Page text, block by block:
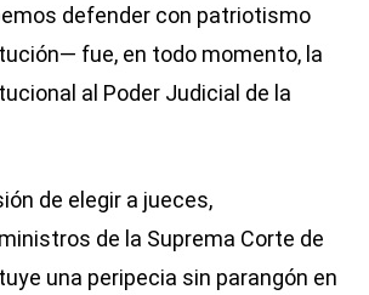
defender con patriotismo
fue, en todo momento, la
al Poder Judicial de la
de elegir a jueces,
de la Suprema Corte de
una peripecia sin parangón en